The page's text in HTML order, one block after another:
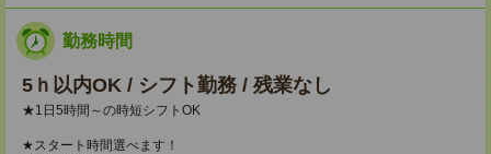
勤務時間
5ｈ以内OK / シフト勤務 / 残業なし
★1日5時間～の時短シフトOK
★スタート時間選べます！